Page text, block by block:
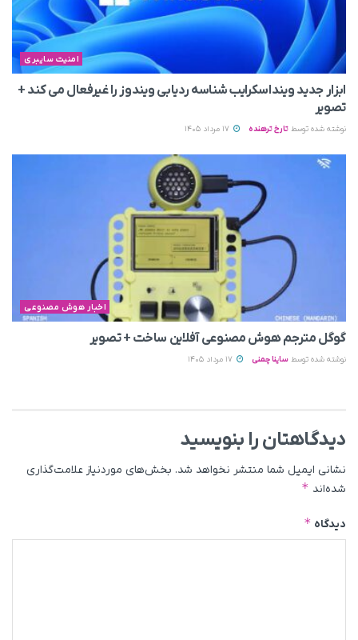
امنیت سایبری
ابزار جدید وینداسکرایب شناسه ردیابی ویندوز را غیرفعال می‌ کند +
تصویر
نوشته شده توسط تارخ ترهنده
اخبار هوش مصنوعی
گوگل مترجم هوش مصنوعی آفلاین ساخت + تصویر
نوشته شده توسط ساینا چمنی
دیدگاهتان را بنویسید
نشانی ایمیل شما منتشر نخواهد شد. بخش‌های موردنیاز علامت‌گذاری
شده‌اند *
دیدگاه *